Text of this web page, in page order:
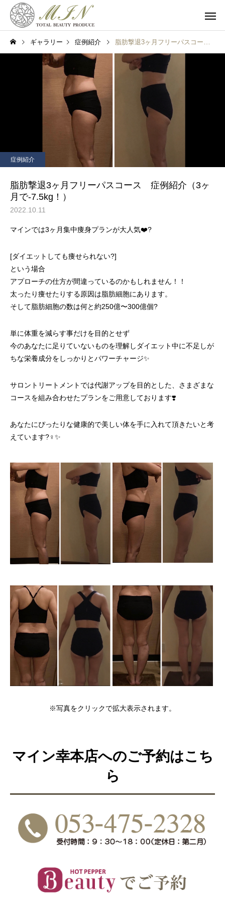
フェイシャル
ギャラリー 症例紹介 脂肪撃退3ヶ月フリーパスコース 症例紹介（3ヶ月で-7.5kg！）
症例紹介
脂肪撃退3ヶ月フリーパスコース 症例紹介（3ヶ
月で-7.5kg！）
2022.10.11
マインでは3ヶ月集中痩身プランが大人気❤️‍?
[ダイエットしても痩せられない?]
という場合
アプローチの仕方が間違っているのかもしれません！！
太ったり痩せたりする原因は脂肪細胞にあります。
そして脂肪細胞の数は何と約250億〜300億個?
単に体重を減らす事だけを目的とせず
今のあなたに足りていないものを理解しダイエット中に不足しが
ちな栄養成分をしっかりとパワーチャージ✨
サロントリートメントでは代謝アップを目的とした、さまざまな
コースを組み合わせたプランをご用意しております❣️
あなたにぴったりな健康的で美しい体を手に入れて頂きたいと考
えています?‍♀️✨
※写真をクリックで拡大表示されます。
マイン幸本店へのご予約はこち
ら